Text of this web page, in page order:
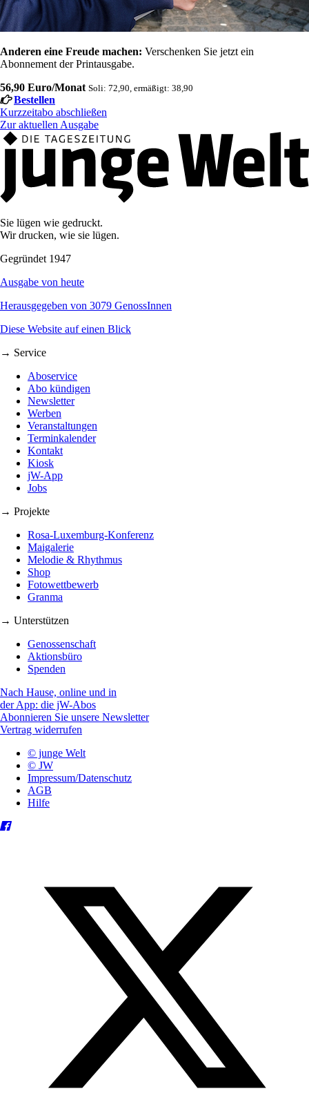
Anderen eine Freude machen: Verschenken Sie jetzt ein
Abonnement der Printausgabe.
56,90 Euro/Monat Soli: 72,90, ermäßigt: 38,90
Bestellen
Kurzzeitabo abschließen
Zur aktuellen Ausgabe
Sie lügen wie gedruckt.
Wir drucken, wie sie lügen.
Gegründet 1947
Ausgabe von heute
Herausgegeben von 3079 GenossInnen
Diese Website auf einen Blick
→ Service
Aboservice
Abo kündigen
Newsletter
Werben
Veranstaltungen
Terminkalender
Kontakt
Kiosk
jW-App
Jobs
→ Projekte
Rosa-Luxemburg-Konferenz
Maigalerie
Melodie & Rhythmus
Shop
Fotowettbewerb
Granma
→ Unterstützen
Genossenschaft
Aktionsbüro
Spenden
Nach Hause, online und in
der App: die jW-Abos
Abonnieren Sie unsere Newsletter
Vertrag widerrufen
© junge Welt
© JW
Impressum/Datenschutz
AGB
Hilfe